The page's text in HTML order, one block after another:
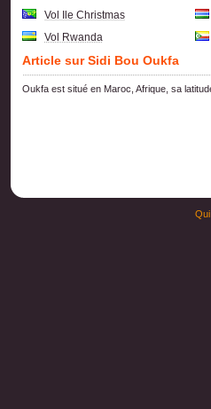
Vol Ile Christmas
Vol Rwanda
Article sur Sidi Bou Oukfa
Oukfa est situé en Maroc, Afrique, sa